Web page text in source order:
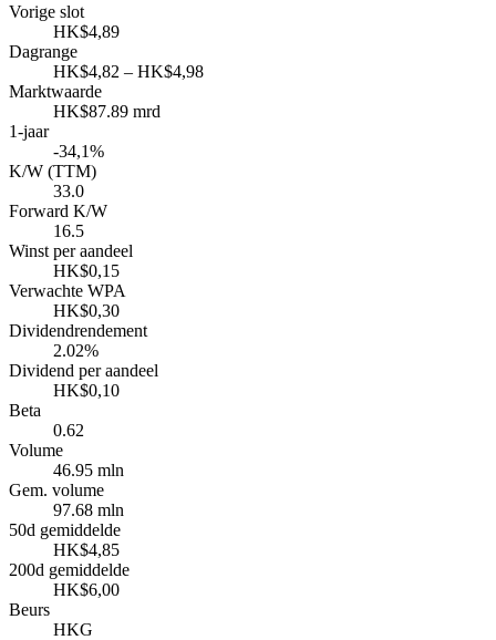
Vorige slot
HK$4,89
Dagrange
HK$4,82 – HK$4,98
Marktwaarde
HK$87.89 mrd
1-jaar
-34,1%
K/W (TTM)
33.0
Forward K/W
16.5
Winst per aandeel
HK$0,15
Verwachte WPA
HK$0,30
Dividendrendement
2.02%
Dividend per aandeel
HK$0,10
Beta
0.62
Volume
46.95 mln
Gem. volume
97.68 mln
50d gemiddelde
HK$4,85
200d gemiddelde
HK$6,00
Beurs
HKG